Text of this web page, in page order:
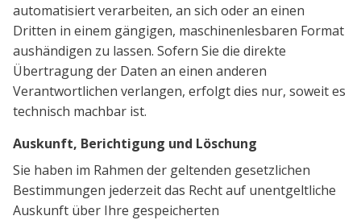
automatisiert verarbeiten, an sich oder an einen
Dritten in einem gängigen, maschinenlesbaren Format
aushändigen zu lassen. Sofern Sie die direkte
Übertragung der Daten an einen anderen
Verantwortlichen verlangen, erfolgt dies nur, soweit es
technisch machbar ist.
Auskunft, Berichtigung und Löschung
Sie haben im Rahmen der geltenden gesetzlichen
Bestimmungen jederzeit das Recht auf unentgeltliche
Auskunft über Ihre gespeicherten